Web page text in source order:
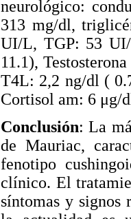
neurológico:
313 mg/dl,
UI/L, TGP: 53
11.1),
T4L: 2,2 ng/dl (
Cortisol am: 6 μg/
Conclusión: La
de Mauriac,
fenotipo
clínico. El
síntomas y signos